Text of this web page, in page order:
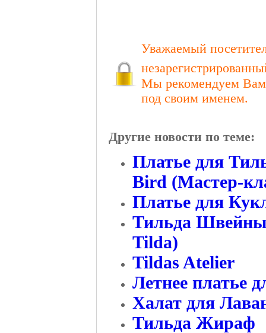
Уважаемый
Мы рекомендуем Вам
под своим именем.
Другие новости по теме:
Платье для
Bird (Мастер-
Платье для
Тильда
Tilda)
Tildas Atelier
Летнее платье
Халат для
Тильда Жираф